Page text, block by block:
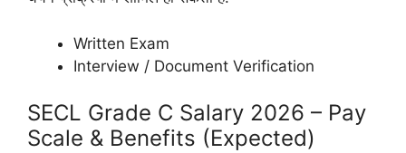
Written Exam
Interview / Document Verification
SECL Grade C Salary 2026 – Pay
Scale & Benefits (Expected)